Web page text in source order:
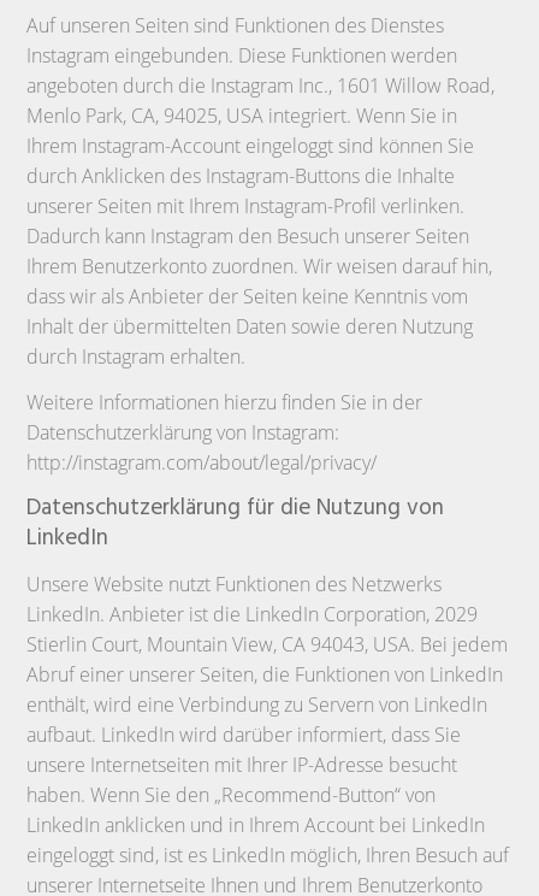
Auf unseren Seiten sind Funktionen des Dienstes
Instagram eingebunden. Diese Funktionen werden
angeboten durch die Instagram Inc., 1601 Willow Road,
Menlo Park, CA, 94025, USA integriert. Wenn Sie in
Ihrem Instagram-Account eingeloggt sind können Sie
durch Anklicken des Instagram-Buttons die Inhalte
unserer Seiten mit Ihrem Instagram-Profil verlinken.
Dadurch kann Instagram den Besuch unserer Seiten
Ihrem Benutzerkonto zuordnen. Wir weisen darauf hin,
dass wir als Anbieter der Seiten keine Kenntnis vom
Inhalt der übermittelten Daten sowie deren Nutzung
durch Instagram erhalten.
Weitere Informationen hierzu finden Sie in der
Datenschutzerklärung von Instagram:
http://instagram.com/about/legal/privacy/
Datenschutzerklärung für die Nutzung von
LinkedIn
Unsere Website nutzt Funktionen des Netzwerks
LinkedIn. Anbieter ist die LinkedIn Corporation, 2029
Stierlin Court, Mountain View, CA 94043, USA. Bei jedem
Abruf einer unserer Seiten, die Funktionen von LinkedIn
enthält, wird eine Verbindung zu Servern von LinkedIn
aufbaut. LinkedIn wird darüber informiert, dass Sie
unsere Internetseiten mit Ihrer IP-Adresse besucht
haben. Wenn Sie den „Recommend-Button“ von
LinkedIn anklicken und in Ihrem Account bei LinkedIn
eingeloggt sind, ist es LinkedIn möglich, Ihren Besuch auf
unserer Internetseite Ihnen und Ihrem Benutzerkonto